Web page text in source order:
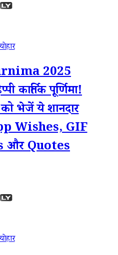
2025
कार्तिक पूर्णिमा!
को भेजें ये शानदार
Wishes, GIF
और Quotes